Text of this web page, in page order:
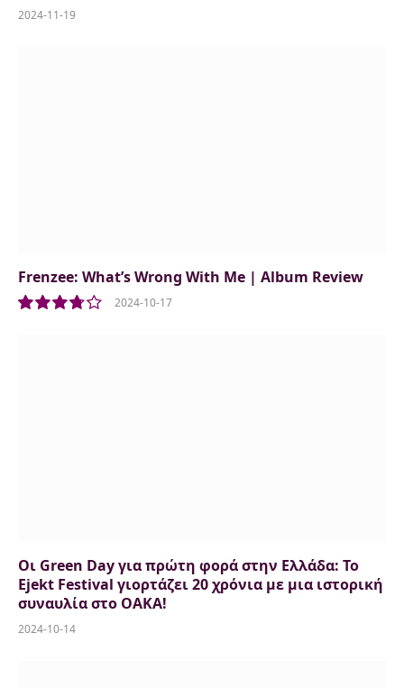
2024-11-19
Frenzee: What’s Wrong With Me | Album Review
2024-10-17
Οι Green Day για πρώτη φορά στην Ελλάδα: Το
Ejekt Festival γιορτάζει 20 χρόνια με μια ιστορική
συναυλία στο ΟΑΚΑ!
2024-10-14